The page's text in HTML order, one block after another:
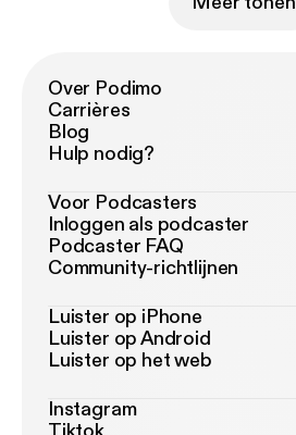
Over Podimo
Carrières
Blog
Hulp nodig?
Voor Podcasters
Inloggen als podcaster
Podcaster FAQ
Community-richtlijnen
Luister op iPhone
Luister op Android
Luister op het web
Instagram